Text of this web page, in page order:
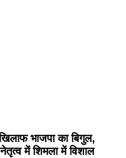
भाजपा का बिगुल,
में शिमला में विशाल